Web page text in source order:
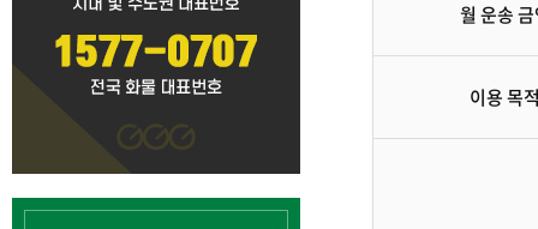
월 운송
이용 목